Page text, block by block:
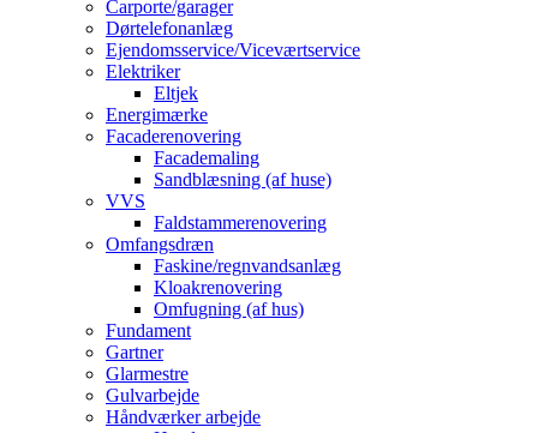
Carporte/garager
Dørtelefonanlæg
Ejendomsservice/Viceværtservice
Elektriker
Eltjek
Energimærke
Facaderenovering
Facademaling
Sandblæsning (af huse)
VVS
Faldstammerenovering
Omfangsdræn
Faskine/regnvandsanlæg
Kloakrenovering
Omfugning (af hus)
Fundament
Gartner
Glarmestre
Gulvarbejde
Håndværker arbejde